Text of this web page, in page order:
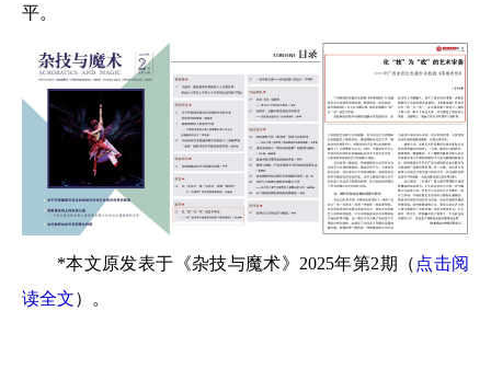
平。
*本文原发表于《杂技与魔术》2025年第2期（ 点击阅
读全文）。